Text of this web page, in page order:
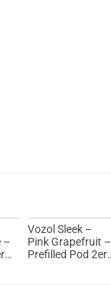
–
Vozol Sleek –
Pink Grapefruit –
Prefilled Pod 2er